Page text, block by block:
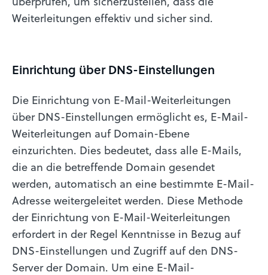
Weiterleitungen effektiv und sicher sind.
Einrichtung über DNS-Einstellungen
Die Einrichtung von E-Mail-Weiterleitungen
über DNS-Einstellungen ermöglicht es, E-Mail-
Weiterleitungen auf Domain-Ebene
einzurichten. Dies bedeutet, dass alle E-Mails,
die an die betreffende Domain gesendet
werden, automatisch an eine bestimmte E-Mail-
Adresse weitergeleitet werden. Diese Methode
der Einrichtung von E-Mail-Weiterleitungen
erfordert in der Regel Kenntnisse in Bezug auf
DNS-Einstellungen und Zugriff auf den DNS-
Server der Domain. Um eine E-Mail-